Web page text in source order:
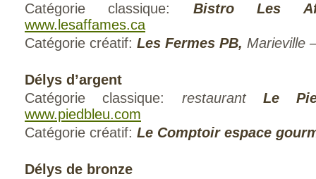
Catégorie classique: Bistro Les
www.lesaffames.ca
Catégorie créatif: Les Fermes PB, Marieville
Délys d’argent
Catégorie classique: restaurant Le
www.piedbleu.com
Catégorie créatif: Le Comptoir espace
Délys de bronze